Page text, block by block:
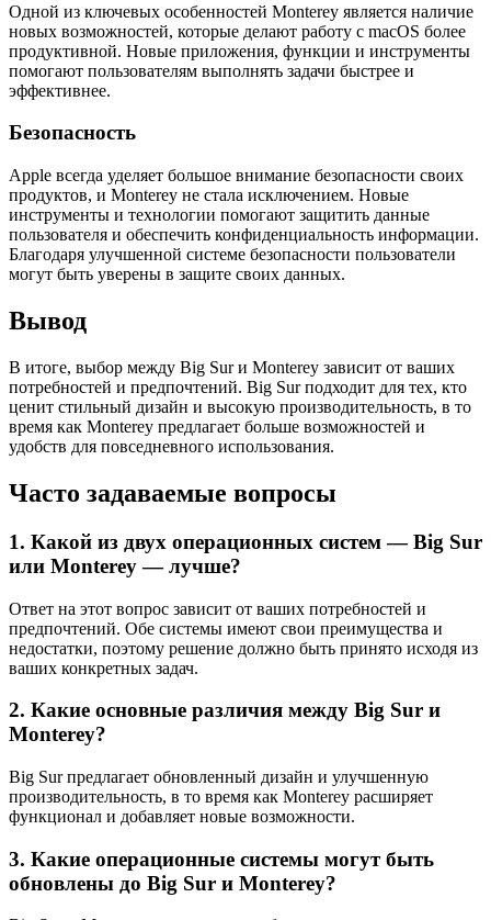
Одной из ключевых особенностей Monterey является наличие
новых возможностей, которые делают работу с macOS более
продуктивной. Новые приложения, функции и инструменты
помогают пользователям выполнять задачи быстрее и
эффективнее.
Безопасность
Apple всегда уделяет большое внимание безопасности своих
продуктов, и Monterey не стала исключением. Новые
инструменты и технологии помогают защитить данные
пользователя и обеспечить конфиденциальность информации.
Благодаря улучшенной системе безопасности пользователи
могут быть уверены в защите своих данных.
Вывод
В итоге, выбор между Big Sur и Monterey зависит от ваших
потребностей и предпочтений. Big Sur подходит для тех, кто
ценит стильный дизайн и высокую производительность, в то
время как Monterey предлагает больше возможностей и
удобств для повседневного использования.
Часто задаваемые вопросы
1. Какой из двух операционных систем — Big Sur
или Monterey — лучше?
Ответ на этот вопрос зависит от ваших потребностей и
предпочтений. Обе системы имеют свои преимущества и
недостатки, поэтому решение должно быть принято исходя из
ваших конкретных задач.
2. Какие основные различия между Big Sur и
Monterey?
Big Sur предлагает обновленный дизайн и улучшенную
производительность, в то время как Monterey расширяет
функционал и добавляет новые возможности.
3. Какие операционные системы могут быть
обновлены до Big Sur и Monterey?